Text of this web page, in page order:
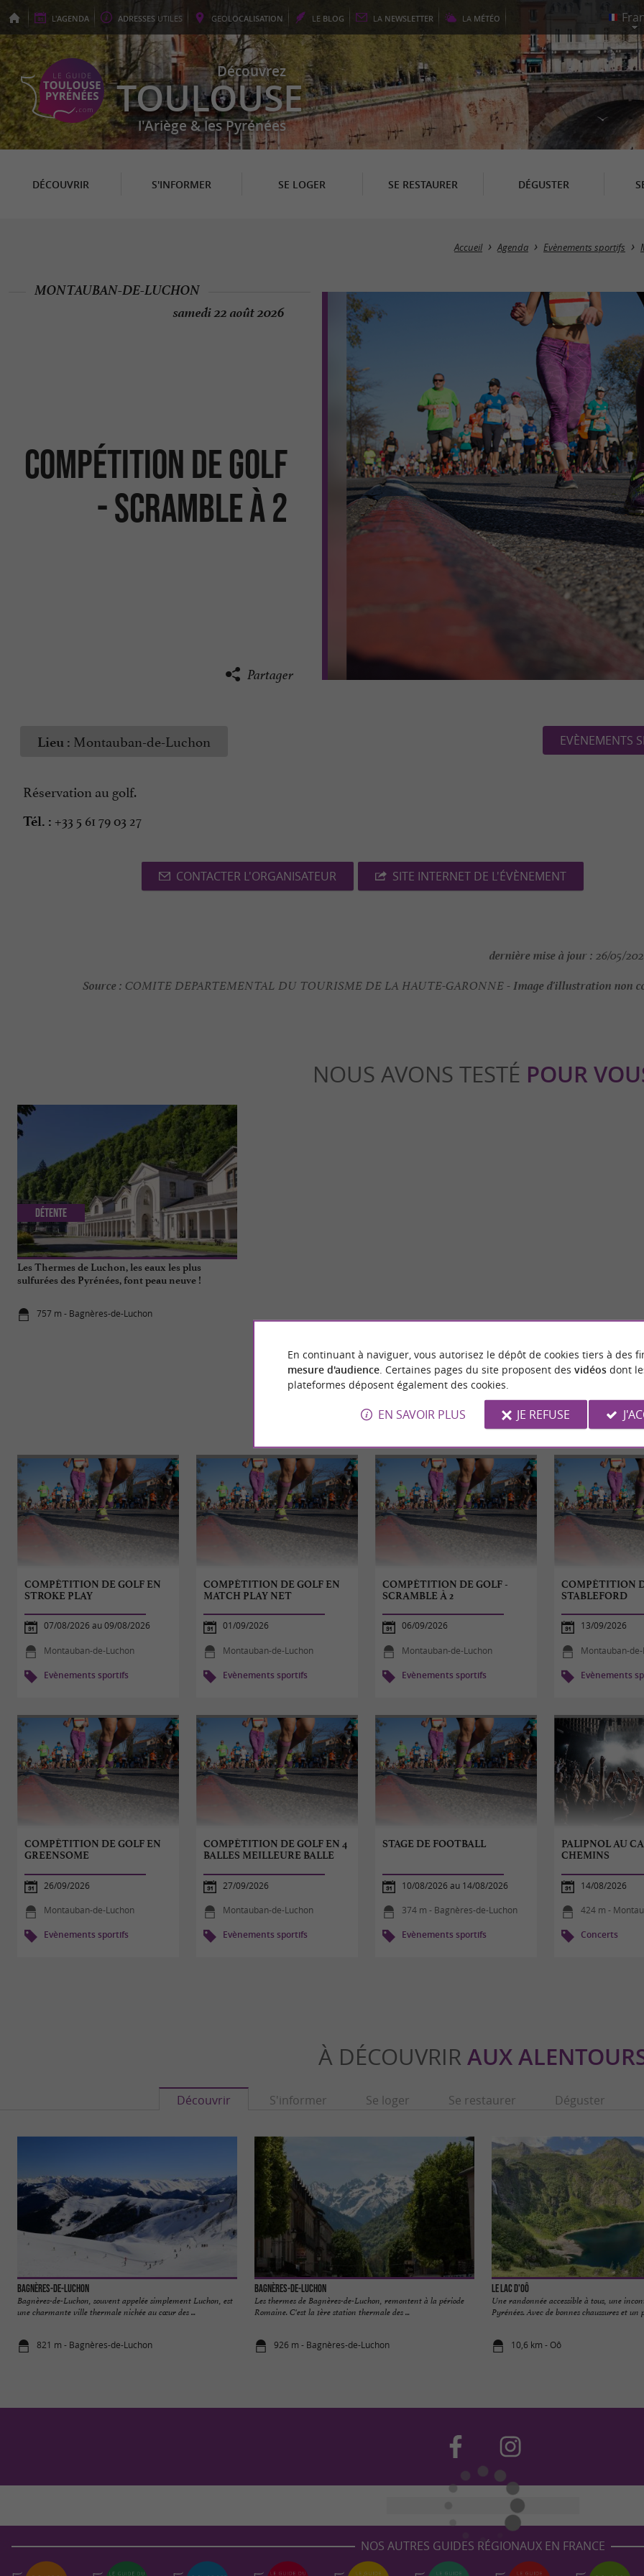
L'AGENDA ADRESSES UTILES GEOLOCALISATION LE BLOG LA NEWSLETTER LA MÉTÉO
Découvrez
TOULOUSE
l'Ariège & les Pyrénées
DÉCOUVRIR S'INFORMER SE LOGER SE RESTAURER DÉGUSTER
Accueil Agenda Evènements sportifs
COMPÉTITION DE GOLF
- SCRAMBLE À 2
MONTAUBAN-DE-LUCHON
samedi 22 août 2026
Partager
Lieu : Montauban-de-Luchon EVÈNEMENTS
Réservation au golf.
Tél. : +33 5 61 79 03 27
CONTACTER L'ORGANISATEUR SITE INTERNET DE L'ÉVÈNEMENT
dernière mise à jour : 26/05/
Source : COMITE DEPARTEMENTAL DU TOURISME DE LA HAUTE-GARONNE -Image d'illustration non
NOUS AVONS TESTÉ POUR
Les Thermes de Luchon, les eaux les plus
sulfurées des Pyrénées, font peau neuve !
757 m - Bagnères-de-Luchon
Détente
ÉVÈNEMENTS À PROXIMITÉ
COMPÉTITION DE GOLF EN
STROKE PLAY
07/08/2026 au 09/08/2026
Montauban-de-Luchon
Evènements sportifs
COMPÉTITION DE GOLF EN
MATCH PLAY NET
01/09/2026
Montauban-de-Luchon
Evènements sportifs
COMPÉTITION DE GOLF -
SCRAMBLE À 2
06/09/2026
Montauban-de-Luchon
Evènements sportifs
COMPÉTITION
STABLEFORD
13/09/2026
Montauban-
Evènements
COMPÉTITION DE GOLF EN
GREENSOME
26/09/2026
Montauban-de-Luchon
Evènements sportifs
COMPÉTITION DE GOLF EN 4
BALLES MEILLEURE BALLE
27/09/2026
Montauban-de-Luchon
Evènements sportifs
STAGE DE FOOTBALL
10/08/2026 au 14/08/2026
374 m - Bagnères-de-Luchon
Evènements sportifs
PALIPNOL AU
CHEMINS
14/08/2026
424 m -
Concerts
À DÉCOUVRIR AUX
Découvrir S'informer Se loger Se restaurer Déguster
Bagnères-de-Luchon
Bagnères-de-Luchon, souvent appelée simplement Luchon, est
une charmante ville thermale nichée au cœur des ...
821 m - Bagnères-de-Luchon
Bagnères-de-Luchon
Les thermes de Bagnères-de-Luchon, remontent à la période
Romaine. C'est la 1ère station thermale des ...
926 m - Bagnères-de-Luchon
Le Lac D'Oô
Une randonnée accessible à tous, une
Pyrénées. Avec de bonnes chaussures et un
10,6 km - Oô
NOS AUTRES GUIDES RÉGIONAUX EN FRANCE
En continuant à naviguer, vous autorisez le dépôt de cookies tiers à des
mesure d'audience. Certaines pages du site proposent des vidéosdont
plateformes déposent également des cookies.
EN SAVOIR PLUS JE REFUSE